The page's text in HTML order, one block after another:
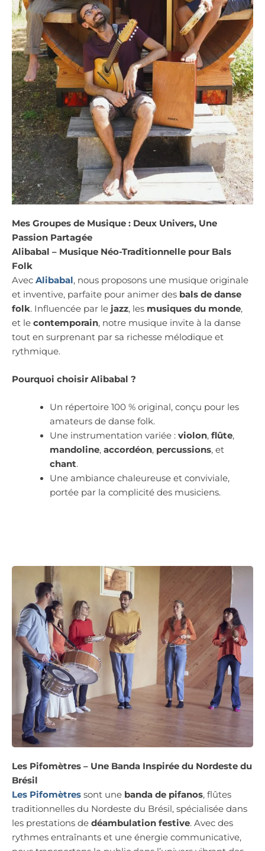
Mes Groupes de Musique : Deux Univers, Une
Passion Partagée
Alibabal – Musique Néo-Traditionnelle pour Bals
Folk
Avec Alibabal, nous proposons une musique originale
et inventive, parfaite pour animer des bals de danse
folk. Influencée par le jazz, les musiques du monde,
et le contemporain, notre musique invite à la danse
tout en surprenant par sa richesse mélodique et
rythmique.
Pourquoi choisir Alibabal ?
Un répertoire 100 % original, conçu pour les
amateurs de danse folk.
Une instrumentation variée : violon, flûte,
mandoline, accordéon, percussions, et
chant.
Une ambiance chaleureuse et conviviale,
portée par la complicité des musiciens.
Les Pifomètres – Une Banda Inspirée du Nordeste du
Brésil
Les Pifomètres sont une banda de pifanos, flûtes
traditionnelles du Nordeste du Brésil, spécialisée dans
les prestations de déambulation festive. Avec des
rythmes entraînants et une énergie communicative,